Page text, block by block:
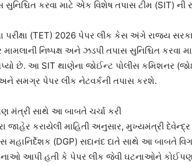
સુનિશ્ચિત કરવા માટે એક વિશેષ તપાસ ટીમ (SIT) ની
પરીક્ષા (TET) 2026 પેપર લીક કેસ અંગે રાજ્ય
નિષ્પક્ષ અને ઝડપી તપાસ સુનિશ્ચિત કરવા
છે. આ SIT થાણેના જોઈન્ટ પોલીસ કમિશનર
સમગ્ર પેપર લીક નેટવર્કની તપાસ કરશે.
મંત્રી સાથે આ બાબતે ચર્ચા કરી
જાહેર કરાયેલી માહિતી અનુસાર, મુખ્યમંત્રી દેવેન્દ્ર
(DGP) સદાનંદ દાતે સાથે આ બાબતે
આપી હતી કે પેપર લીક જેવી ઘટનાઓને